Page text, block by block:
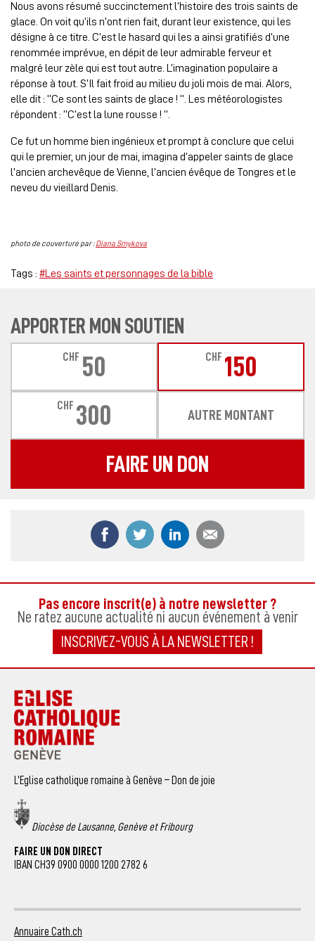
Nous avons résumé succinctement l’histoire des trois saints de
glace. On voit qu’ils n’ont rien fait, durant leur existence, qui les
désigne à ce titre. C’est le hasard qui les a ainsi gratifiés d’une
renommée imprévue, en dépit de leur admirable ferveur et
malgré leur zèle qui est tout autre. L’imagination populaire a
réponse à tout. S’Il fait froid au milieu du joli mois de mai. Alors,
elle dit : ‘‘Ce sont les saints de glace ! ‘’. Les météorologistes
répondent : ‘‘C’est la lune rousse ! ‘’.
Ce fut un homme bien ingénieux et prompt à conclure que celui
qui le premier, un jour de mai, imagina d’appeler saints de glace
l’ancien archevêque de Vienne, l’ancien évêque de Tongres et le
neveu du vieillard Denis.
photo de couverture par :Diana Smykova
Tags : #Les saints et personnages de la bible
APPORTER MON SOUTIEN
CHF 50 CHF 150
CHF 300 AUTRE MONTANT
FAIRE UN DON
Partager ce contenu sur Facebook
Partager ce contenu sur Twitter
Partager ce contenu
Pas encore inscrit(e) à notre newsletter ?
Ne ratez aucune actualité ni aucun événement à venir
INSCRIVEZ-VOUS À LA NEWSLETTER !
L’Eglise catholique romaine à Genève – Don de joie
Diocèse de Lausanne, Genève et Fribourg
FAIRE UN DON DIRECT
IBAN CH39 0900 0000 1200 2782 6
Annuaire Cath.ch